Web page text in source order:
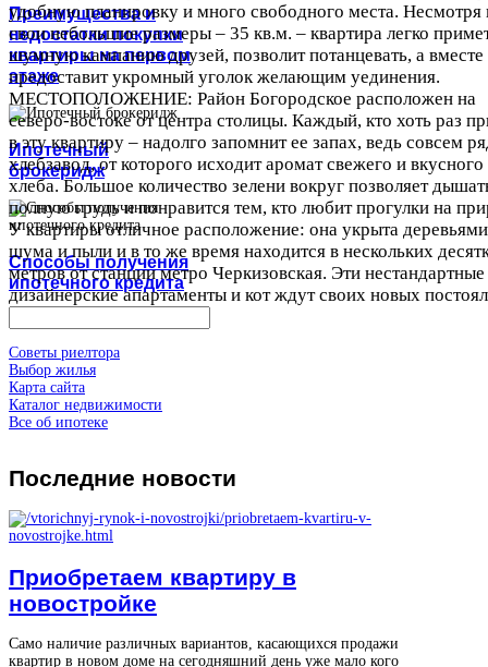
Преимущества и
недостатки покупки
квартиры на первом
этаже
Ипотечный
брокеридж
Способы получения
ипотечного кредита
удобную планировку и много свободного места. Несмотря
свои небольшие размеры – 35 кв.м. – квартира легко
шумную кампанию друзей, позволит потанцевать, а вместе
предоставит укромный уголок желающим уединения.
МЕСТОПОЛОЖЕНИЕ: Район Богородское расположен на
северо-востоке от центра столицы. Каждый, кто хоть раз
в эту квартиру – надолго запомнит ее запах, ведь совсем
хлебзавод, от которого исходит аромат свежего и вкусного
хлеба. Большое количество зелени вокруг позволяет
полную грудь и понравится тем, кто любит прогулки на
У квартиры отличное расположение: она укрыта
шума и пыли и в то же время находится в нескольких
метров от станции метро Черкизовская. Эти нестандартные
дизайнерские апартаменты и кот ждут своих новых
Советы риелтора
Выбор жилья
Карта сайта
Каталог недвижимости
Все об ипотеке
Последние новости
Приобретаем квартиру в
новостройке
Само наличие различных вариантов, касающихся продажи
квартир в новом доме на сегодняшний день уже мало кого